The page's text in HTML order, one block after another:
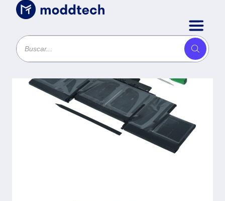
Uncategorized/Bateria para Laptop OTA1618
OVALTECH Li-ion 11.26V / 98WH